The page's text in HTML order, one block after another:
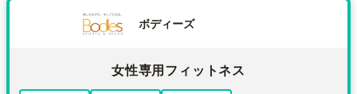
ボディーズ
女性専用フィットネス